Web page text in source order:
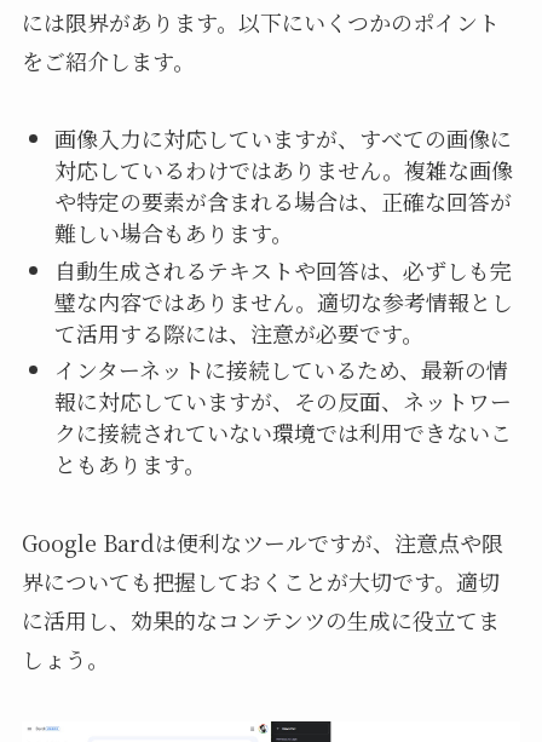
には限界があります。以下にいくつかのポイント
をご紹介します。
画像入力に対応していますが、すべての画像に
対応しているわけではありません。複雑な画像
や特定の要素が含まれる場合は、正確な回答が
難しい場合もあります。
自動生成されるテキストや回答は、必ずしも完
璧な内容ではありません。適切な参考情報とし
て活用する際には、注意が必要です。
インターネットに接続しているため、最新の情
報に対応していますが、その反面、ネットワー
クに接続されていない環境では利用できないこ
ともあります。
Google Bardは便利なツールですが、注意点や限
界についても把握しておくことが大切です。適切
に活用し、効果的なコンテンツの生成に役立てま
しょう。